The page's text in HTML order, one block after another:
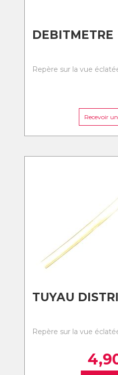
DEBITMETRE
Repère sur la vue
Recevoir
TUYAU
Repère sur la vue